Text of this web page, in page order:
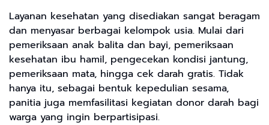
Layanan kesehatan yang disediakan sangat beragam
dan menyasar berbagai kelompok usia. Mulai dari
pemeriksaan anak balita dan bayi, pemeriksaan
kesehatan ibu hamil, pengecekan kondisi jantung,
pemeriksaan mata, hingga cek darah gratis. Tidak
hanya itu, sebagai bentuk kepedulian sesama,
panitia juga memfasilitasi kegiatan donor darah bagi
warga yang ingin berpartisipasi.